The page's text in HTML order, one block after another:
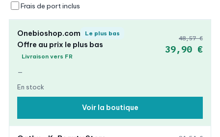
Frais de port inclus
Onebioshop.com Le plus bas
Offre au prix le plus bas
Livraison vers FR
—
En stock
48,57 €
39,90 €
Voir la boutique